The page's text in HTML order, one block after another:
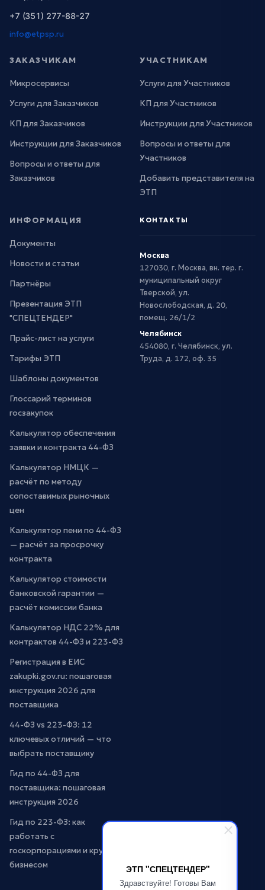
ЭТП "СПЕЦТЕНДЕР"
Здравствуйте! Готовы Вам
+7 (351) 277-88-27
info@etpsp.ru
ЗАКАЗЧИКАМ
Микросервисы
Услуги для Заказчиков
КП для Заказчиков
Инструкции для Заказчиков
Вопросы и ответы для
Заказчиков
УЧАСТНИКАМ
Услуги для Участников
КП для Участников
Инструкции для Участников
Вопросы и ответы для
Участников
Добавить представителя на
ЭТП
ИНФОРМАЦИЯ
Документы
Новости и статьи
Партнёры
Презентация ЭТП
"СПЕЦТЕНДЕР"
Прайс-лист на услуги
Тарифы ЭТП
Шаблоны документов
Глоссарий терминов
госзакупок
Калькулятор обеспечения
заявки и контракта 44-ФЗ
Калькулятор НМЦК —
расчёт по методу
сопоставимых рыночных
цен
Калькулятор пени по 44-ФЗ
— расчёт за просрочку
контракта
Калькулятор стоимости
банковской гарантии —
расчёт комиссии банка
Калькулятор НДС 22% для
контрактов 44-ФЗ и 223-ФЗ
Регистрация в ЕИС
zakupki.gov.ru: пошаговая
инструкция 2026 для
поставщика
44-ФЗ vs 223-ФЗ: 12
ключевых отличий — что
выбрать поставщику
Гид по 44-ФЗ для
поставщика: пошаговая
инструкция 2026
Гид по 223-ФЗ: как
работать с
госкорпорациями и крупным
бизнесом
КОНТАКТЫ
Москва
127030, г. Москва, вн. тер. г.
муниципальный округ
Тверской, ул.
Новослободская, д. 20,
помещ. 26/1/2
Челябинск
454080, г. Челябинск, ул.
Труда, д. 172, оф. 35